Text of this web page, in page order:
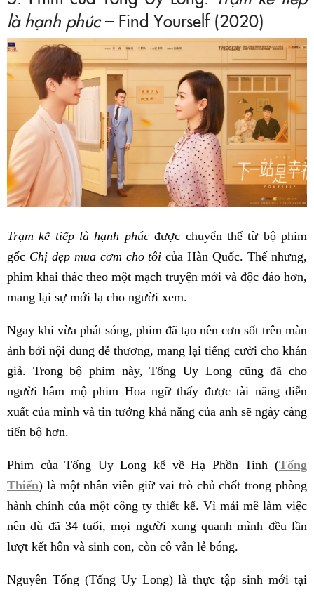
là hạnh phúc– Find Yourself (2020)
Trạm kế tiếp là hạnh phúcđược chuyển thể từ bộ phim
gốc Chị đẹp mua cơm cho tôi của Hàn Quốc. Thế nhưng,
phim khai thác theo một mạch truyện mới và độc đáo hơn,
mang lại sự mới lạ cho người xem.
Ngay khi vừa phát sóng, phim đã tạo nên cơn sốt trên màn
ảnh bởi nội dung dễ thương, mang lại tiếng cười cho khán
giả. Trong bộ phim này, Tống Uy Long cũng đã cho
người hâm mộ phim Hoa ngữ thấy được tài năng diễn
xuất của mình và tin tưởng khả năng của anh sẽ ngày càng
tiến bộ hơn.
Phim của Tống Uy Long kể về Hạ Phồn Tinh (Tống
Thiến) là một nhân viên giữ vai trò chủ chốt trong phòng
hành chính của một công ty thiết kế. Vì mải mê làm việc
nên dù đã 34 tuổi, mọi người xung quanh mình đều lần
lượt kết hôn và sinh con, còn cô vẫn lẻ bóng.
Nguyên Tống (Tống Uy Long) là thực tập sinh mới tại